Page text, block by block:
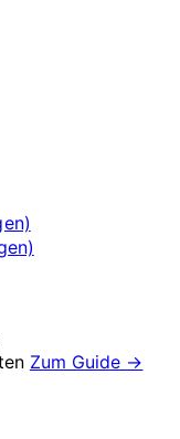
Zum Guide →